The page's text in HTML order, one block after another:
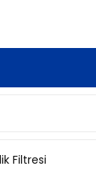
Filtresi